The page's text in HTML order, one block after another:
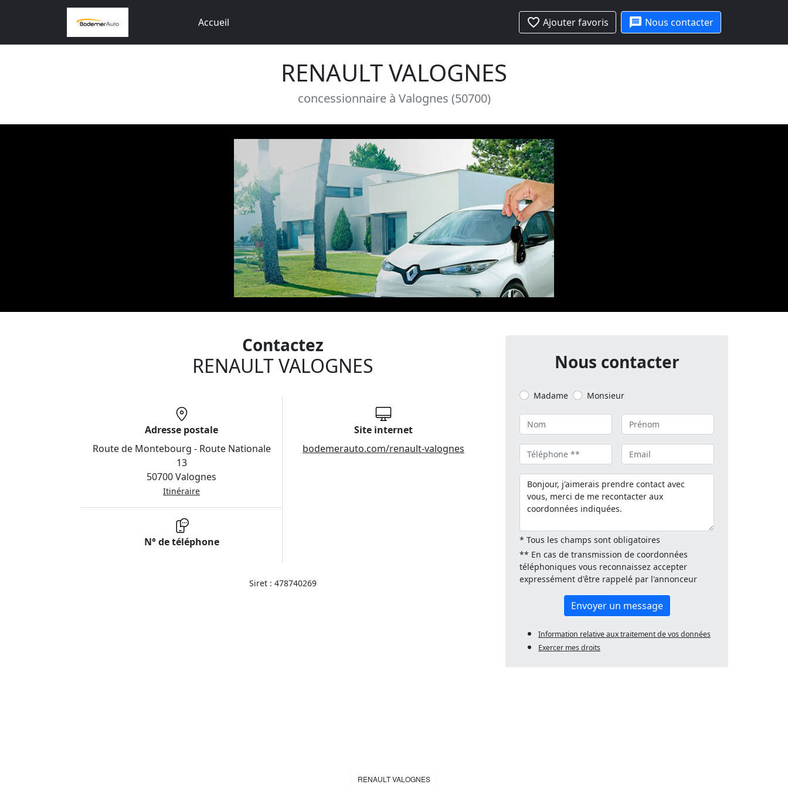
Accueil favorite_border Ajouter favoris message Nous contacter
RENAULT VALOGNES
concessionnaire à Valognes (50700)
Contactez
RENAULT VALOGNES
Adresse postale
Route de Montebourg - Route Nationale
13
50700 Valognes
Itinéraire
Site internet
bodemerauto.com/renault-valognes
N° de téléphone
Siret : 478740269
Nous contacter
Madame Monsieur
* Tous les champs sont obligatoires
** En cas de transmission de coordonnées
téléphoniques vous reconnaissez accepter
expressément d'être rappelé par l'annonceur
Envoyer un message
Information relative aux traitement de vos données
Exercer mes droits
RENAULT VALOGNES